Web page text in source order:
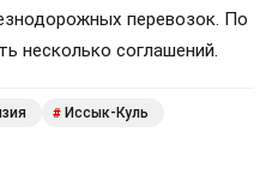
перевозок. По
несколько соглашений.
# Иссык-Куль